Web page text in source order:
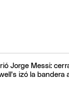
Jorge Messi:
izó la bandera